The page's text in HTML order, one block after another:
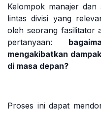
Kelompok manajer
lintas divisi yang
oleh seorang fasilitator
pertanyaan:
mengakibatkan
di masa depan?
Proses ini dapat